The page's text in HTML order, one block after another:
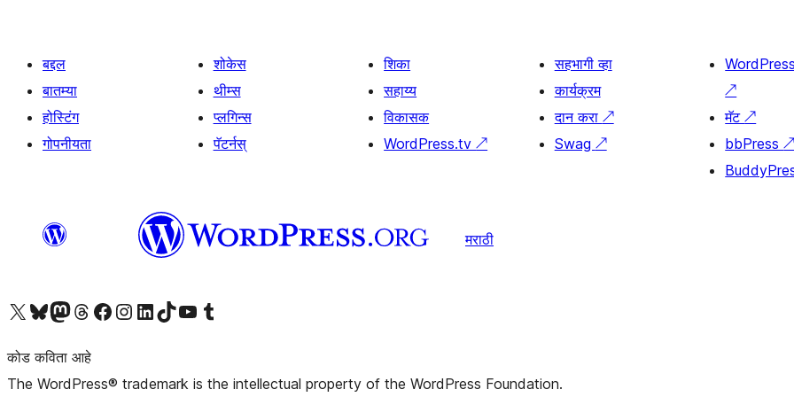
बद्दल
बातम्या
होस्टिंग
गोपनीयता
शोकेस
थीम्स
प्लगिन्स
पॅटर्नस्
शिका
सहाय्य
विकासक
WordPress.tv↗
सहभागी व्हा
कार्यक्रम
दान करा ↗
Swag ↗
↗
मॅट↗
bbPress↗
मराठी
आमच्या X (एक्स) (पूर्वीचे ट्विटर) खात्याला भेट द्या आमच्या ब्लूस्की खात्याला भेट द्या.आमच्या Mastodon खात्याला भेट द्या.आमच्या थ्रेड्स खात्याला भेट द्या. आमच्या फेसबुक पेजला भेट द्या आमच्या इंस्टाग्राम खात्याला भेट द्या आमच्या लिंक्डइन खात्याला भेट द्या आमच्या टिकटॉक अकाउंटला भेट द्या.आमच्या यूट्यूब चॅनेलला भेट द्या आमच्या टंबलर खात्याला भेट द्या.
कोड कविता आहे
The WordPress® trademark is the intellectual property of the WordPress Foundation.